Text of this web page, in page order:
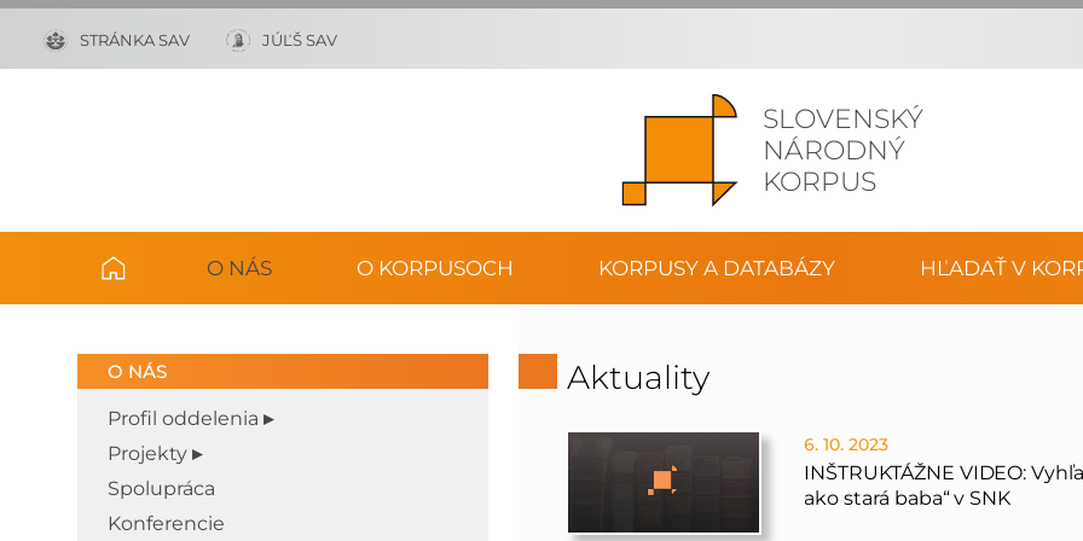
SLOVENSKÝ
NÁRODNÝ
KORPUS
STRÁNKA SAV JÚĽŠ SAV
O NÁS O KORPUSOCH KORPUSY A DATABÁZY HĽADAŤ V
O NÁS
Profil oddelenia
Projekty
Spolupráca
Konferencie
Aktuality
6. 10. 2023
INŠTRUKTÁŽNE VIDEO:
ako stará baba“ v SNK